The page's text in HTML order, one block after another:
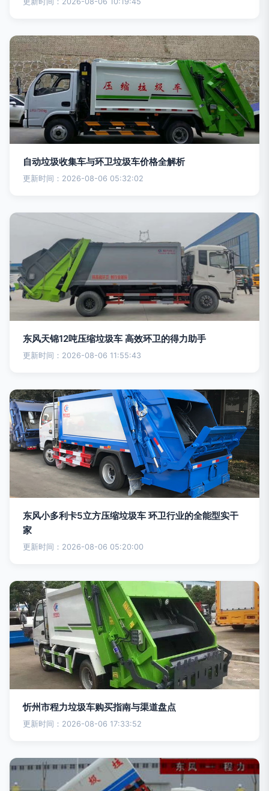
自动垃圾收集车与环卫垃圾车价格全解析
更新时间：2026-08-06 05:32:02
东风天锦12吨压缩垃圾车 高效环卫的得力助手
更新时间：2026-08-06 11:55:43
东风小多利卡5立方压缩垃圾车 环卫行业的全能型实干
家
更新时间：2026-08-06 05:20:00
忻州市程力垃圾车购买指南与渠道盘点
更新时间：2026-08-06 17:33:52